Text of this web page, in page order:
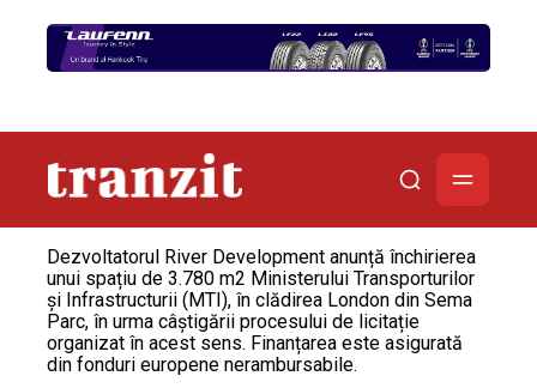
Dezvoltatorul River Development anunță închirierea
unui spațiu de 3.780 m2 Ministerului Transporturilor
și Infrastructurii (MTI), în clădirea London din Sema
Parc, în urma câștigării procesului de licitație
organizat în acest sens. Finanțarea este asigurată
din fonduri europene nerambursabile.